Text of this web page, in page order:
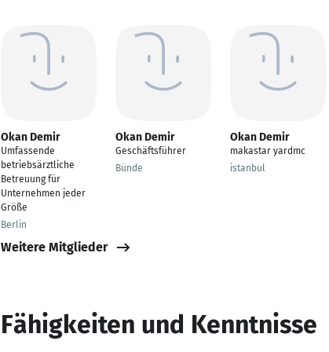
Okan Demir
Umfassende
betriebsärztliche
Betreuung für
Unternehmen jeder
Größe
Berlin
Okan Demir
Geschäftsführer
Bünde
Okan Demir
makastar yardmc
istanbul
Weitere Mitglieder
Fähigkeiten und Kenntnisse